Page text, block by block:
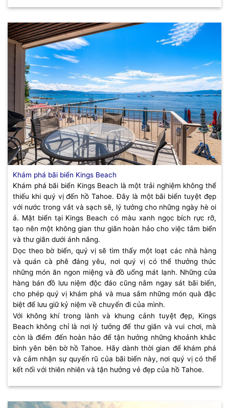
Khám phá bãi biển Kings Beach
Khám phá bãi biển Kings Beach là một trải nghiệm không thể
thiếu khi quý vị đến hồ Tahoe. Đây là một bãi biển tuyệt đẹp
với nước trong vắt và sạch sẽ, lý tưởng cho những ngày hè oi
ả. Mặt biển tại Kings Beach có màu xanh ngọc bích rực rỡ,
tạo nên một không gian thư giãn hoàn hảo cho việc tắm biển
và thư giãn dưới ánh nắng.
Dọc theo bờ biển, quý vị sẽ tìm thấy một loạt các nhà hàng
và quán cà phê đáng yêu, nơi quý vị có thể thưởng thức
những món ăn ngon miệng và đồ uống mát lạnh. Những cửa
hàng bán đồ lưu niệm độc đáo cũng nằm ngay sát bãi biển,
cho phép quý vị khám phá và mua sắm những món quà đặc
biệt để lưu giữ kỷ niệm về chuyến đi của mình.
Với không khí trong lành và khung cảnh tuyệt đẹp, Kings
Beach không chỉ là nơi lý tưởng để thư giãn và vui chơi, mà
còn là điểm đến hoàn hảo để tận hưởng những khoảnh khắc
bình yên bên bờ hồ Tahoe. Hãy dành thời gian để khám phá
và cảm nhận sự quyến rũ của bãi biển này, nơi quý vị có thể
kết nối với thiên nhiên và tận hưởng vẻ đẹp của hồ Tahoe.